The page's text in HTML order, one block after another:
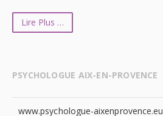
Lire Plus …
PSYCHOLOGUE AIX-EN-PROVENCE
www.psychologue-aixenprovence.eu